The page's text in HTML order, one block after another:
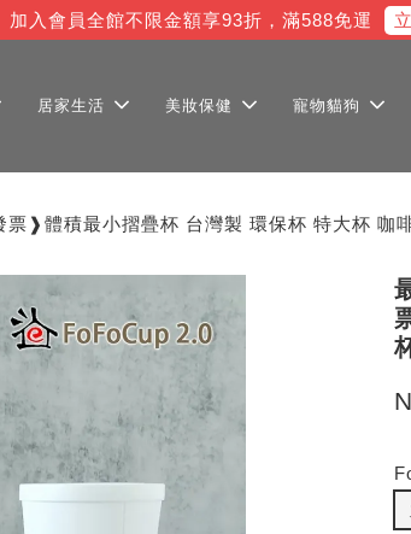
加入會員全館不限金額享93折，滿588免運
居家生活 美妝保健 寵物貓狗
❱體積最小摺疊杯 台灣製 環保杯 特大杯 咖